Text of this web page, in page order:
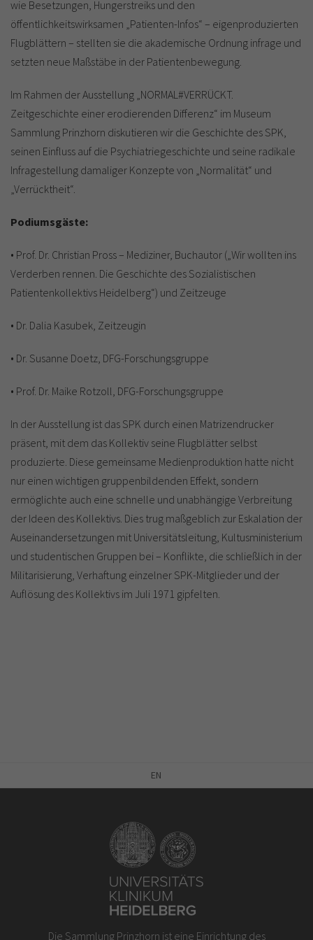
wie Besetzungen, Hungerstreiks und den
öffentlichkeitswirksamen „Patienten-Infos“ – eigenproduzierten
Flugblättern – stellten sie die akademische Ordnung infrage und
setzten neue Maßstäbe in der Patientenbewegung.
Im Rahmen der Ausstellung „NORMAL#VERRÜCKT.
Zeitgeschichte einer erodierenden Differenz“ im Museum
Sammlung Prinzhorn diskutieren wir die Geschichte des SPK,
seinen Einfluss auf die Psychiatriegeschichte und seine radikale
Infragestellung damaliger Konzepte von „Normalität“ und
„Verrücktheit“.
Podiumsgäste:
• Prof. Dr. Christian Pross – Mediziner, Buchautor („Wir wollten ins
Verderben rennen. Die Geschichte des Sozialistischen
Patientenkollektivs Heidelberg“) und Zeitzeuge
• Dr. Dalia Kasubek, Zeitzeugin
• Dr. Susanne Doetz, DFG-Forschungsgruppe
• Prof. Dr. Maike Rotzoll, DFG-Forschungsgruppe
In der Ausstellung ist das SPK durch einen Matrizendrucker
präsent, mit dem das Kollektiv seine Flugblätter selbst
produzierte. Diese gemeinsame Medienproduktion hatte nicht
nur einen wichtigen gruppenbildenden Effekt, sondern
ermöglichte auch eine schnelle und unabhängige Verbreitung
der Ideen des Kollektivs. Dies trug maßgeblich zur Eskalation der
Auseinandersetzungen mit Universitätsleitung, Kultusministerium
und studentischen Gruppen bei – Konflikte, die schließlich in der
Militarisierung, Verhaftung einzelner SPK-Mitglieder und der
Auflösung des Kollektivs im Juli 1971 gipfelten.
EN
Die Sammlung Prinzhorn ist eine Einrichtung des